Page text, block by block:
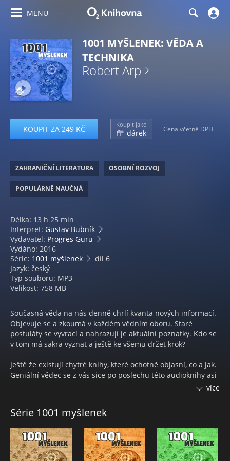
MENU
1001 MYŠLENEK: VĚDA A
TECHNIKA
Robert Arp
KOUPIT ZA 249 KČ Koupit jako
dárek Cena včetně DPH
ZAHRANIČNÍ LITERATURA OSOBNÍ ROZVOJ
POPULÁRNĚ NAUČNÁ
Délka: 13 h 25 min
Interpret: Gustav Bubník
Vydavatel: Progres Guru
Vydáno: 2016
Série: 1001 myšlenek
díl 6
Jazyk: český
Typ souboru: MP3
Velikost: 758 MB
Současná věda na nás denně chrlí kvanta nových informací.
Objevuje se a zkoumá v každém vědním oboru. Staré
postuláty se vyvrací a nahrazují je aktuální poznatky. Kdo se
v tom má sakra vyznat a ještě ke všemu držet krok?
Ještě že existují chytré knihy, které ochotně objasní, co a jak.
Geniální vědec se z vás sice po poslechu této audioknihy asi
přeje připraveným.
Pusťte si tenhle průřez myšlenkami z oblasti vědy a techniky
jako podcast
... a nasávejte zajímavé informace i během automatické
více
Série 1001 myšlenek